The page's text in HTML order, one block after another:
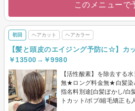
このメニューで
初回 ヘアカット ヘアカラー
【髪と頭皮のエイジング予防に☆】カ
￥13500→￥9980
【活性酸素】を除去する
無★ロング料金無★白髪
指名料別途[白髪ぼかし/白
トカット/ボブ/縮毛矯正も